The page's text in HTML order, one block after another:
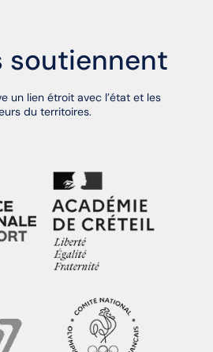
soutiennent
un lien étroit avec l’état et les
du territoires.